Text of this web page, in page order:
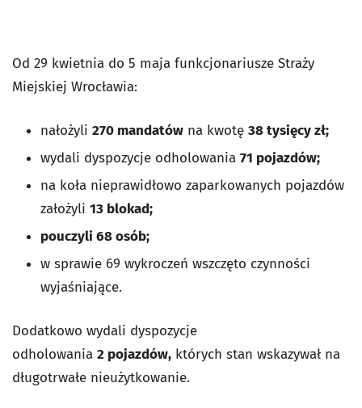
Od 29 kwietnia do 5 maja funkcjonariusze Straży
Miejskiej Wrocławia:
nałożyli 270 mandatów na kwotę 38 tysięcy zł;
wydali dyspozycje odholowania 71 pojazdów;
na koła nieprawidłowo zaparkowanych pojazdów
założyli 13 blokad;
pouczyli 68 osób;
w sprawie 69 wykroczeń wszczęto czynności
wyjaśniające.
Dodatkowo wydali dyspozycje
odholowania 2 pojazdów, których stan wskazywał na
długotrwałe nieużytkowanie.